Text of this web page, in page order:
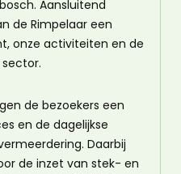
Aansluitend
de Rimpelaar een
onze activiteiten en de
de bezoekers een
en de dagelijkse
Daarbij
de inzet van stek- en